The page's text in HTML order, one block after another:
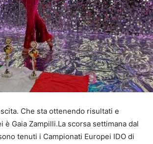
Che sta ottenendo risultati e
è Gaia Zampilli.La scorsa settimana dal
tenuti i Campionati Europei IDO di